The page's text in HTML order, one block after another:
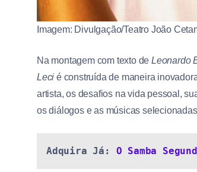
Imagem: Divulgação/Teatro João
Na montagem com texto de Leonardo
Leci é construída de maneira
artista, os desafios na vida pessoal,
os diálogos e as músicas
Adquira Já: O Samba